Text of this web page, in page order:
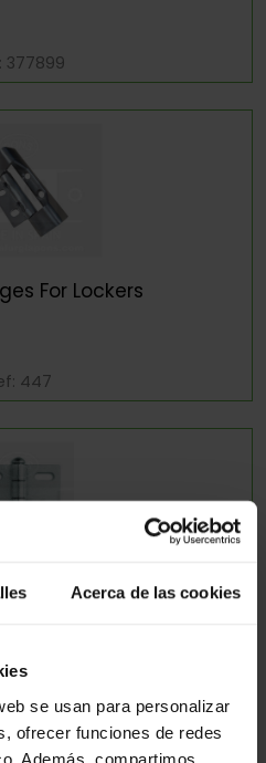
Acerca de las cookies
se usan para personalizar
ofrecer funciones de redes
Además, compartimos
377899
For Lockers
447
4471827